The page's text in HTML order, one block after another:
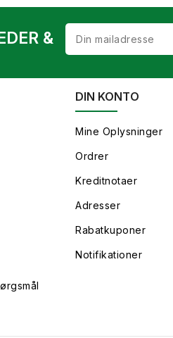
&
DIN KONTO
Mine Oplysninger
Ordrer
Kreditnotaer
Adresser
Rabatkuponer
Notifikationer